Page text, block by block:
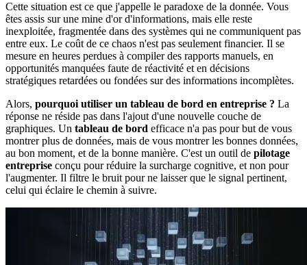
Cette situation est ce que j'appelle le paradoxe de la donnée. Vous
êtes assis sur une mine d'or d'informations, mais elle reste
inexploitée, fragmentée dans des systèmes qui ne communiquent pas
entre eux. Le coût de ce chaos n'est pas seulement financier. Il se
mesure en heures perdues à compiler des rapports manuels, en
opportunités manquées faute de réactivité et en décisions
stratégiques retardées ou fondées sur des informations incomplètes.
Alors, pourquoi utiliser un tableau de bord en entreprise ? La
réponse ne réside pas dans l'ajout d'une nouvelle couche de
graphiques. Un tableau de bord efficace n'a pas pour but de vous
montrer plus de données, mais de vous montrer les bonnes données,
au bon moment, et de la bonne manière. C'est un outil de pilotage
entreprise conçu pour réduire la surcharge cognitive, et non pour
l'augmenter. Il filtre le bruit pour ne laisser que le signal pertinent,
celui qui éclaire le chemin à suivre.